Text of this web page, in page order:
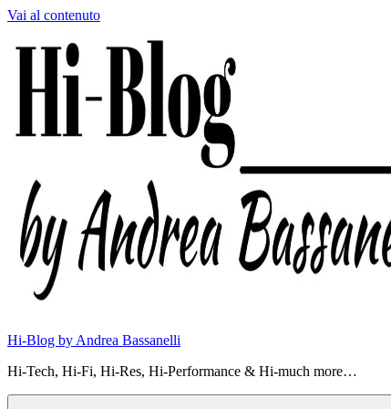
Vai al contenuto
Hi-Blog by Andrea Bassanelli
Hi-Tech, Hi-Fi, Hi-Res, Hi-Performance & Hi-much more…